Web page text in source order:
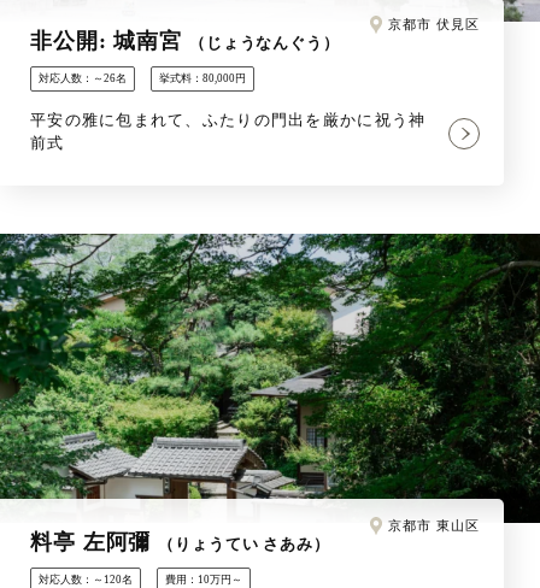
非公開: 城南宮 （じょうなんぐう）
京都市 伏見区
対応人数：～26名 挙式料：80,000円
平安の雅に包まれて、ふたりの門出を厳かに祝う神
前式
料亭 左阿彌 （りょうてい さあみ）
京都市 東山区
対応人数：～120名 費用：10万円～